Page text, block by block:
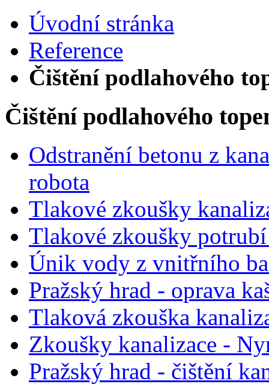
Úvodní stránka
Reference
Čištění podlahového
Čištění podlahového
Odstranění betonu z
robota
Tlakové zkoušky
Tlakové zkoušky
Únik vody z vnitřního
Pražský hrad - oprava
Tlaková zkouška
Zkoušky kanalizace -
Pražský hrad - čištění